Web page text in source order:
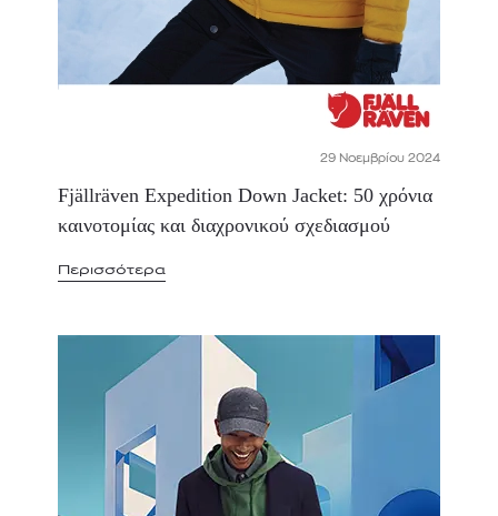
29 Νοεμβρίου 2024
Fjällräven Expedition Down Jacket: 50 χρόνια
καινοτομίας και διαχρονικού σχεδιασμού
Περισσότερα